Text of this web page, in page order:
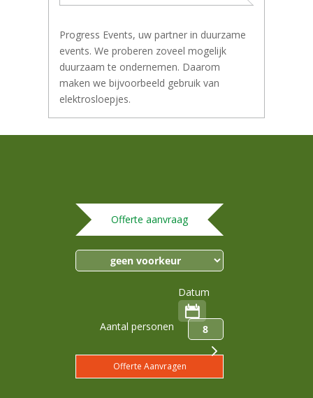
Progress Events, uw partner in duurzame
events. We proberen zoveel mogelijk
duurzaam te ondernemen. Daarom
maken we bijvoorbeeld gebruik van
elektrosloepjes.
Offerte aanvraag
Datum
Aantal personen